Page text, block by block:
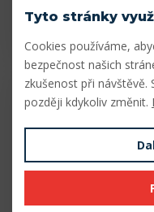
Tyto stránky
Cookies používáme,
bezpečnost našich
zkušenost při návštěvě.
později kdykoliv změnit.